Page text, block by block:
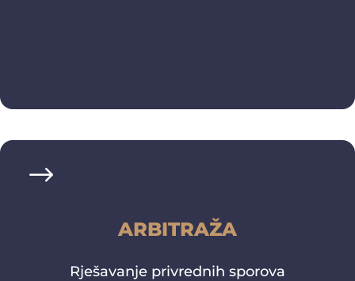
ARBITRAŽA
Rješavanje privrednih sporova